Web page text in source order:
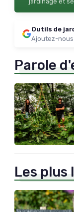
Outils de
Ajoutez-nous
Parole
Les plus